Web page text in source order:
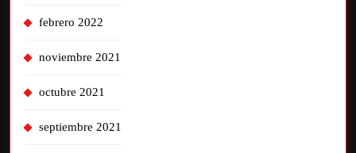
febrero 2022
noviembre 2021
octubre 2021
septiembre 2021